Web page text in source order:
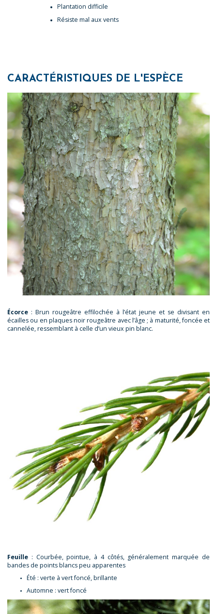
Plantation difficile
Résiste mal aux vents
CARACTÉRISTIQUES DE L'ESPÈCE
Écorce : Brun rougeâtre effilochée à l’état jeune et se divisant en
écailles ou en plaques noir rougeâtre avec l’âge ; à maturité, foncée et
cannelée, ressemblant à celle d’un vieux pin blanc.
Feuille : Courbée, pointue, à 4 côtés, généralement marquée de
bandes de points blancs peu apparentes
Été : verte à vert foncé, brillante
Automne : vert foncé